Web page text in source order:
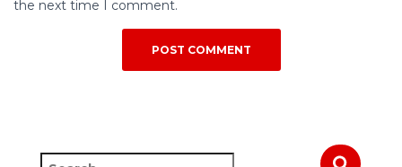
the next time I comment.